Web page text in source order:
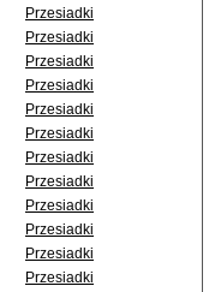
Przesiadki
Przesiadki
Przesiadki
Przesiadki
Przesiadki
Przesiadki
Przesiadki
Przesiadki
Przesiadki
Przesiadki
Przesiadki
Przesiadki